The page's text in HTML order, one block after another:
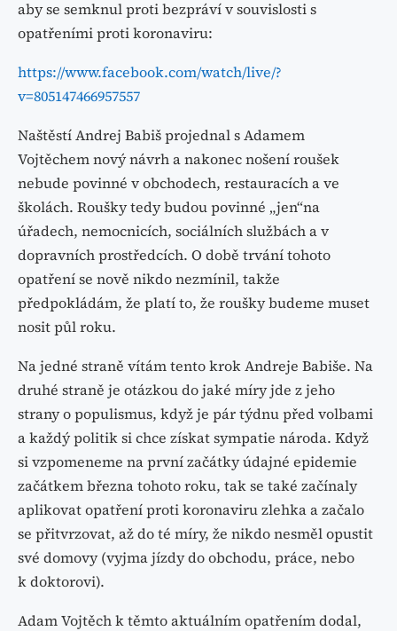
aby se semknul proti bezpráví v souvislosti s
opatřeními proti koronaviru:
https://www.facebook.com/watch/live/?
v=805147466957557
Naštěstí Andrej Babiš projednal s Adamem
Vojtěchem nový návrh a nakonec nošení roušek
nebude povinné v obchodech, restauracích a ve
školách. Roušky tedy budou povinné „jen“na
úřadech, nemocnicích, sociálních službách a v
dopravních prostředcích. O době trvání tohoto
opatření se nově nikdo nezmínil, takže
předpokládám, že platí to, že roušky budeme muset
nosit půl roku.
Na jedné straně vítám tento krok Andreje Babiše. Na
druhé straně je otázkou do jaké míry jde z jeho
strany o populismus, když je pár týdnu před volbami
a každý politik si chce získat sympatie národa. Když
si vzpomeneme na první začátky údajné epidemie
začátkem března tohoto roku, tak se také začínaly
aplikovat opatření proti koronaviru zlehka a začalo
se přitvrzovat, až do té míry, že nikdo nesměl opustit
své domovy (vyjma jízdy do obchodu, práce, nebo
k doktorovi).
Adam Vojtěch k těmto aktuálním opatřením dodal,